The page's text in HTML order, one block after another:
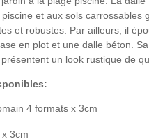
et aux sols carrossables
et robustes. Par ailleurs, il
en plot et une dalle béton.
un look rustique de
4 formats x 3cm
3cm